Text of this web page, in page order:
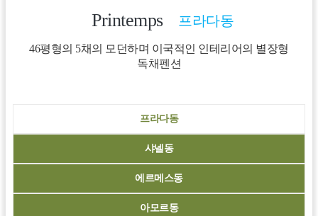
Printemps 프라다동
46평형의 5채의 모던하며 이국적인 인테리어의 별장형
독채펜션
프라다동
샤넬동
에르메스동
아모르동